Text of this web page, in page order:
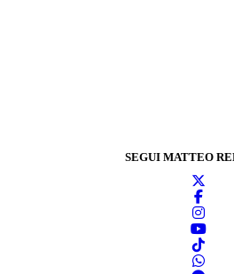
SEGUI MATTEO